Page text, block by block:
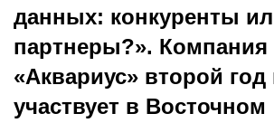
данных: конкуренты
партнеры?». Компания
«Аквариус» второй
участвует в Восточном